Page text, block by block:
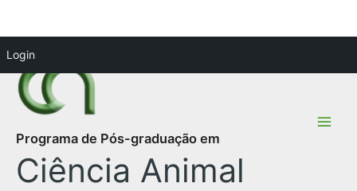
Login
para
conteúdo
Programa de Pós-graduação em
Ciência Animal